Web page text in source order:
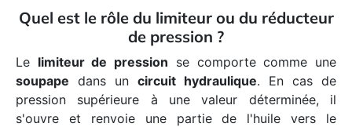
Quel est le rôle du limiteur ou du réducteur
de pression ?
Le limiteur de pression se comporte comme une
soupape dans un circuit hydraulique. En cas de
pression supérieure à une valeur déterminée, il
s'ouvre et renvoie une partie de l'huile vers le